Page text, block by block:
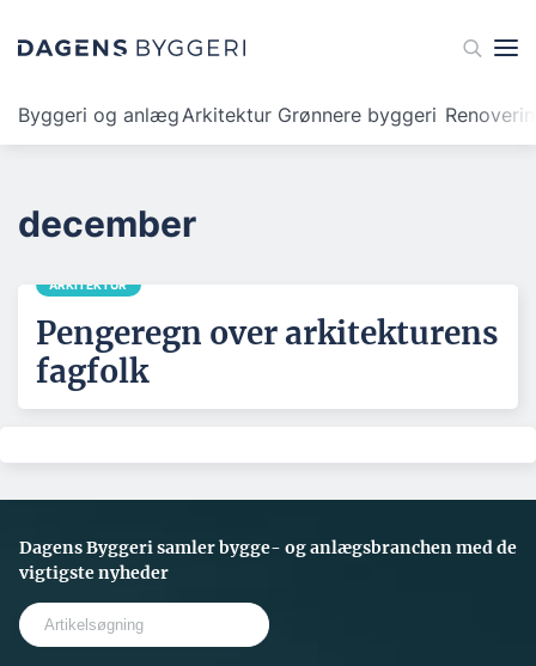
Byggeri og anlægArkitektur Grønnere byggeri
december
ARKITEKTUR
Pengeregn over arkitekturens
fagfolk
Dagens Byggeri samler bygge- og anlægsbranchen med de
vigtigste nyheder